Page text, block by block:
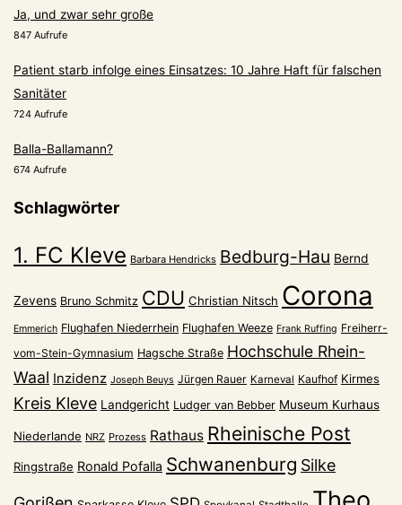
Ja, und zwar sehr große
847 Aufrufe
Patient starb infolge eines Einsatzes: 10 Jahre Haft für falschen
Sanitäter
724 Aufrufe
Balla-Ballamann?
674 Aufrufe
Schlagwörter
1. FC Kleve Barbara Hendricks Bedburg-Hau Bernd
Zevens Bruno Schmitz CDU Christian Nitsch Corona
Emmerich Flughafen Niederrhein Flughafen Weeze Frank Ruffing Freiherr-
vom-Stein-Gymnasium Hagsche Straße Hochschule Rhein-
Waal Inzidenz Joseph Beuys Jürgen Rauer Karneval Kaufhof Kirmes
Kreis Kleve Landgericht Ludger van Bebber Museum Kurhaus
Niederlande NRZ Prozess Rathaus Rheinische Post
Ringstraße Ronald Pofalla Schwanenburg Silke